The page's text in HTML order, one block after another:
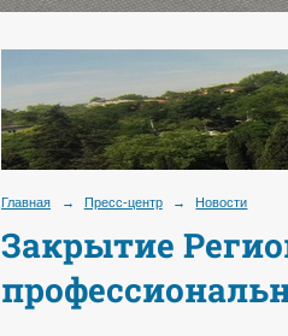
Главная → Пресс-центр → Новости
Закрытие